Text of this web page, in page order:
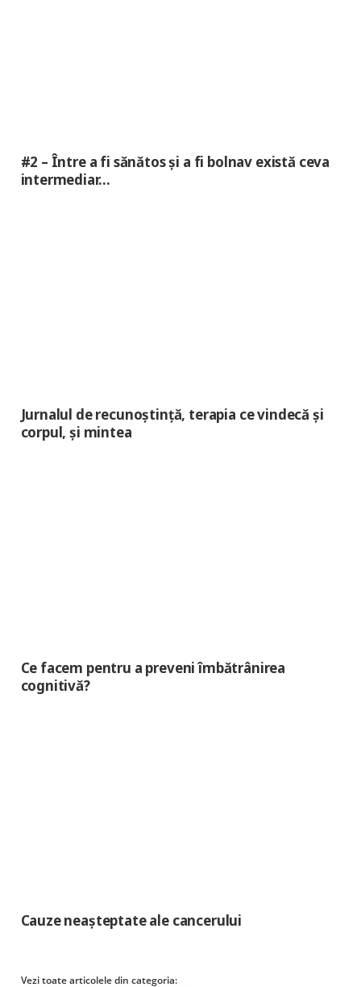
#2 – Între a fi sănătos și a fi bolnav există ceva
intermediar…
Jurnalul de recunoștință, terapia ce vindecă și
corpul, și mintea
Ce facem pentru a preveni îmbătrânirea
cognitivă?
Cauze neașteptate ale cancerului
Vezi toate articolele din categoria: